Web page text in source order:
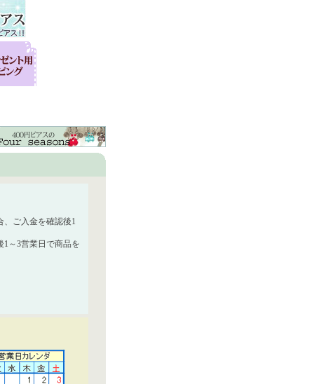
、ご入金を確認後1
～3営業日で商品を